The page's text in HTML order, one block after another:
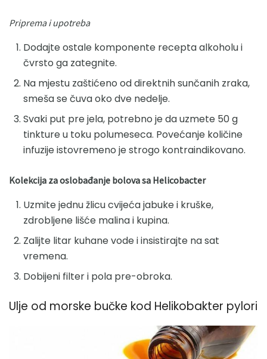
Priprema i upotreba
Dodajte ostale komponente recepta alkoholu i
čvrsto ga zategnite.
Na mjestu zaštićeno od direktnih sunčanih zraka,
smeša se čuva oko dve nedelje.
Svaki put pre jela, potrebno je da uzmete 50 g
tinkture u toku polumeseca. Povećanje količine
infuzije istovremeno je strogo kontraindikovano.
Kolekcija za oslobađanje bolova sa Helicobacter
Uzmite jednu žlicu cvijeća jabuke i kruške,
zdrobljene lišće malina i kupina.
Zalijte litar kuhane vode i insistirajte na sat
vremena.
Dobijeni filter i pola pre-obroka.
Ulje od morske bučke kod Helikobakter pylori